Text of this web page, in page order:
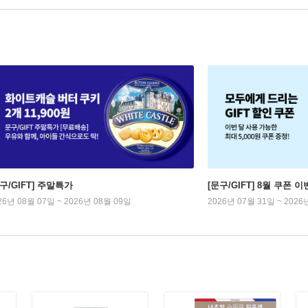
/GIFT] 주말특가
년 08월 07일 ~ 2026년 08월 09일
[문구/GIFT] 8월 쿠폰 이
2026년 07월 31일 ~ 2026